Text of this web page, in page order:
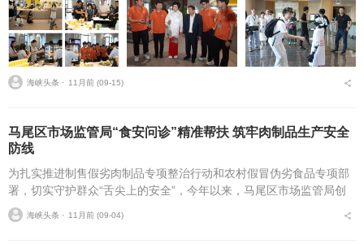
海峡头条 ⋅ 11月前 (09-15)
马尾区市场监管局“食安问诊”精准帮扶 筑牢肉制品生产安全
防线
为扎实推进制售假劣肉制品专项整治行动和农村假冒伪劣食品专项部
署，切实守护群众“舌尖上的安全”，今年以来，马尾区市场监管局创
新监管模式，以“寓服务于监管”为理念，针对肉制品生产企业开展“食
安问诊”式精准...
海峡头条 ⋅ 11月前 (09-04)